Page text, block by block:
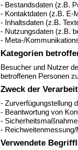
- Bestandsdaten (z.B.
- Kontaktdaten (z.B. E-
- Inhaltsdaten (z.B.
- Nutzungsdaten (z.B.
- Meta-/
Kategorien
Besucher und Nutzer
betroffenen Personen
Zweck der
- Zurverfügungstellung
- Beantwortung von
-
- Reichweitenmessung/
Verwendete